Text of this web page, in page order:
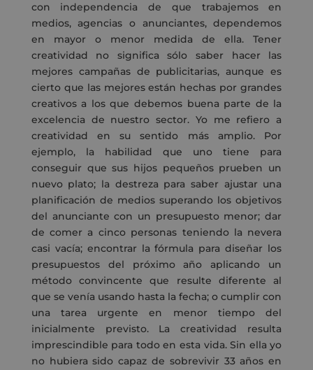
con independencia de que trabajemos en
medios, agencias o anunciantes, dependemos
en mayor o menor medida de ella. Tener
creatividad no significa sólo saber hacer las
mejores campañas de publicitarias, aunque es
cierto que las mejores están hechas por grandes
creativos a los que debemos buena parte de la
excelencia de nuestro sector. Yo me refiero a
creatividad en su sentido más amplio. Por
ejemplo, la habilidad que uno tiene para
conseguir que sus hijos pequeños prueben un
nuevo plato; la destreza para saber ajustar una
planificación de medios superando los objetivos
del anunciante con un presupuesto menor; dar
de comer a cinco personas teniendo la nevera
casi vacía; encontrar la fórmula para diseñar los
presupuestos del próximo año aplicando un
método convincente que resulte diferente al
que se venía usando hasta la fecha; o cumplir con
una tarea urgente en menor tiempo del
inicialmente previsto. La creatividad resulta
imprescindible para todo en esta vida. Sin ella yo
no hubiera sido capaz de sobrevivir 33 años en